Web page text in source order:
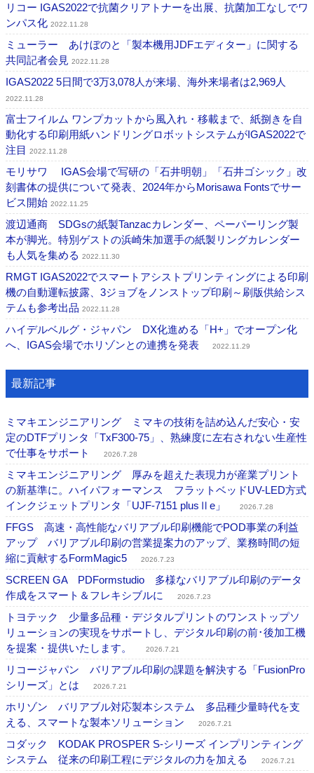
リコー IGAS2022で抗菌クリアトナーを出展、抗菌加工なしでワ
ンパス化 2022.11.28
ミューラー あけぼのと「製本機用JDFエディター」に関する
共同記者会見 2022.11.28
IGAS2022 5日間で3万3,078人が来場、海外来場者は2,969人
2022.11.28
富士フイルム ワンプカットから風入れ・移載まで、紙捌きを自
動化する印刷用紙ハンドリングロボットシステムがIGAS2022で
注目
2022.11.28
モリサワ IGAS会場で写研の「石井明朝」「石井ゴシック」改
刻書体の提供について発表、2024年からMorisawa Fontsでサー
ビス開始 2022.11.25
渡辺通商 SDGsの紙製Tanzacカレンダー、ペーパーリング製
本が脚光。特別ゲストの浜崎朱加選手の紙製リングカレンダー
も人気を集める 2022.11.30
RMGT IGAS2022でスマートアシストプリンティングによる印刷
機の自動運転披露、3ジョブをノンストップ印刷～刷版供給シス
テムも参考出品 2022.11.28
ハイデルベルグ・ジャパン DX化進める「H+」でオープン化
へ、IGAS会場でホリゾンとの連携を発表
2022.11.29
最新記事
ミマキエンジニアリング ミマキの技術を詰め込んだ安心・安
定のDTFプリンタ「TxF300-75」、熟練度に左右されない生産性
で仕事をサポート
2026.7.28
ミマキエンジニアリング 厚みを超えた表現力が産業プリント
の新基準に。ハイパフォーマンス フラットベッドUV-LED方式
インクジェットプリンタ「UJF-7151 plusⅡe」
2026.7.28
FFGS 高速・高性能なバリアブル印刷機能でPOD事業の利益
アップ バリアブル印刷の営業提案力のアップ、業務時間の短
縮に貢献するFormMagic5
2026.7.23
SCREEN GA PDFormstudio 多様なバリアブル印刷のデータ
作成をスマート＆フレキシブルに
2026.7.23
トヨテック 少量多品種・デジタルプリントのワンストップソ
リューションの実現をサポートし、デジタル印刷の前･後加工機
を提案・提供いたします。
2026.7.21
リコージャパン バリアブル印刷の課題を解決する「FusionPro
シリーズ」とは
2026.7.21
ホリゾン バリアブル対応製本システム 多品種少量時代を支
える、スマートな製本ソリューション
2026.7.21
コダック KODAK PROSPER S-シリーズ インプリンティング
システム 従来の印刷工程にデジタルの力を加える
2026.7.21